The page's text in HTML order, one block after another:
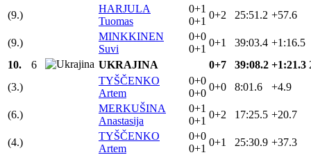
(9.)
HARJULA
Tuomas
0+1
0+1
0+2 25:51.2 +57.6
(9.)
MINKKINEN
Suvi
0+0
0+1
0+1 39:03.4 +1:16.5
10.
6 UKRAJINA 0+7 39:08.2 +1:21.3
(3.)
TYŠČENKO
Artem
0+0
0+0
0+0 8:01.6 +4.9
(6.)
MERKUŠINA
Anastasija
0+1
0+1
0+2 17:25.5 +20.7
(4.)
TYŠČENKO
Artem
0+0
0+1
0+1 25:30.9 +37.3